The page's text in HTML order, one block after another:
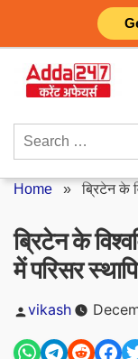
content
Search
Home »ब्रिटेन के
ब्रिटेन के
में परिसर
Posted
vikash